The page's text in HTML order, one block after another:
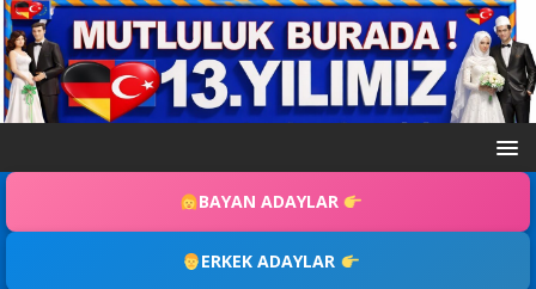
BAYAN ADAYLAR
ERKEK ADAYLAR